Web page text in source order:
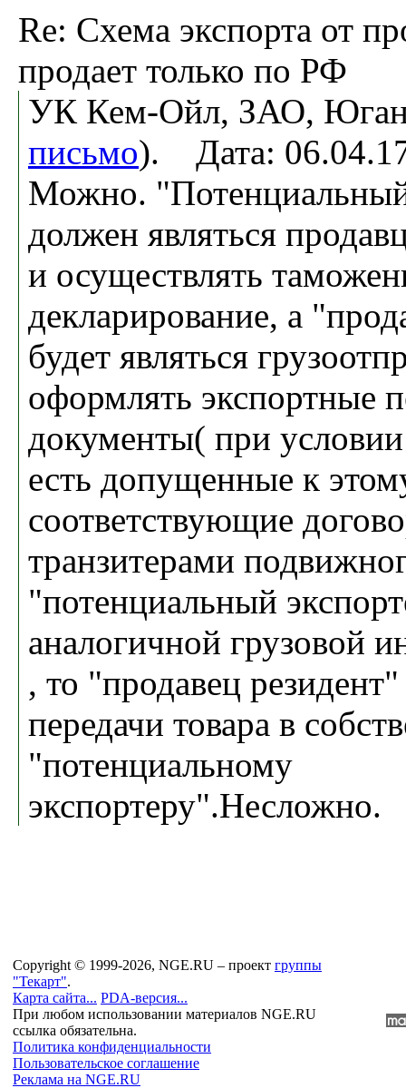
Re: Схема экспорта от
продает только по РФ
УК Кем-Ойл, ЗАО,
письмо). Дата:
Можно.
должен являться
и осуществлять
декларирование, а
будет являться
оформлять экспортные
документы( при
есть допущенные к
соответствующие
транзитерами
"потенциальный
аналогичной грузовой
, то "продавец
передачи товара в
"потенциальному
экспортеру".Несложно.
Copyright © 1999-2026, NGE.RU – проект группы
"Текарт".
Карта сайта... PDA-версия...
При любом использовании материалов NGE.RU
ссылка обязательна.
Политика конфиденциальности
Пользовательское соглашение
Реклама на NGE.RU